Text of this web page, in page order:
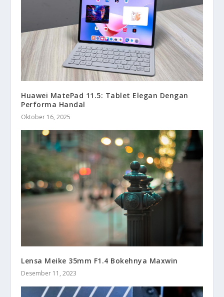
Huawei MatePad 11.5: Tablet Elegan Dengan
Performa Handal
Oktober 16, 2025
Lensa Meike 35mm F1.4 Bokehnya Maxwin
Desember 11, 2023